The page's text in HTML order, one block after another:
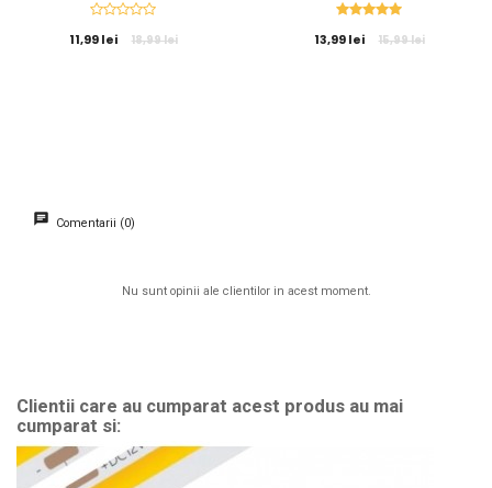
11,99 lei 18,99 lei 13,99 lei 15,99 lei
Comentarii (0)
Nu sunt opinii ale clientilor in acest moment.
Clientii care au cumparat acest produs au mai
cumparat si: